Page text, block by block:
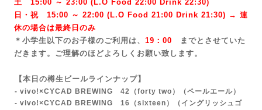
土 15:00 ～ 23:00 ( L.O Food 22:00 Drink 22:30)
日・祝 15:00 ～ 22:00 ( L.O Food 21:00 Drink 21:30) → 連
休の場合は最終日のみ
＊小学生以下のお子様のご利用は、 19：00
までとさせていた
だきます。ご理解のほどよろしくお願い致します。
【本日の樽生ビールラインナップ】
- vivo!×CYCAD BREWING 42（forty two）
（ペールエール）
- vivo!×CYCAD BREWING 16（sixteen）（イングリッシュゴ